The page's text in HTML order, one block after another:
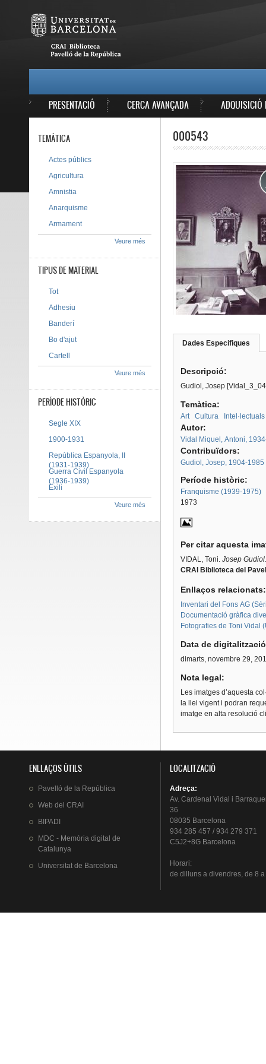
PRESENTACIÓ CERCA AVANÇADA ADQUISICIÓ
000543
Dades Especifiques
Descripció:
Gudiol, Josep
Temàtica:
Art Cultura Intel·lectuals
Autor:
Vidal Miquel, Antoni,
Contribuïdors:
Gudiol, Josep, 1904-1985
Període històric:
Franquisme (1939-1975)
1973
Per citar aquesta
VIDAL, Toni.Josep
CRAI Biblioteca del
Enllaços
Inventari del Fons AG
Documentació gràfica
Fotografies de Toni Vidal
Data de
dimarts, novembre 29,
Nota legal:
Les imatges d’aquesta
la llei vigent i podran
imatge en alta resolució
TEMÀTICA
Actes públics
Agricultura
Amnistia
Anarquisme
Armament
Veure més
TIPUS DE MATERIAL
Tot
Adhesiu
Banderí
Bo d'ajut
Cartell
Veure més
PERÍODE HISTÒRIC
Segle XIX
1900-1931
República Espanyola, II
(1931-1939)
Guerra Civil Espanyola
(1936-1939)
Exili
Veure més
ENLLAÇOS ÚTILS
Pavelló de la República
Web del CRAI
BIPADI
MDC - Memòria digital de
Catalunya
Universitat de Barcelona
LOCALITZACIÓ
Adreça:
Av. Cardenal Vidal i
36
08035 Barcelona
934 285 457 / 934 279 371
C5J2+8G Barcelona
Horari:
de dillunsa divendres, de 8